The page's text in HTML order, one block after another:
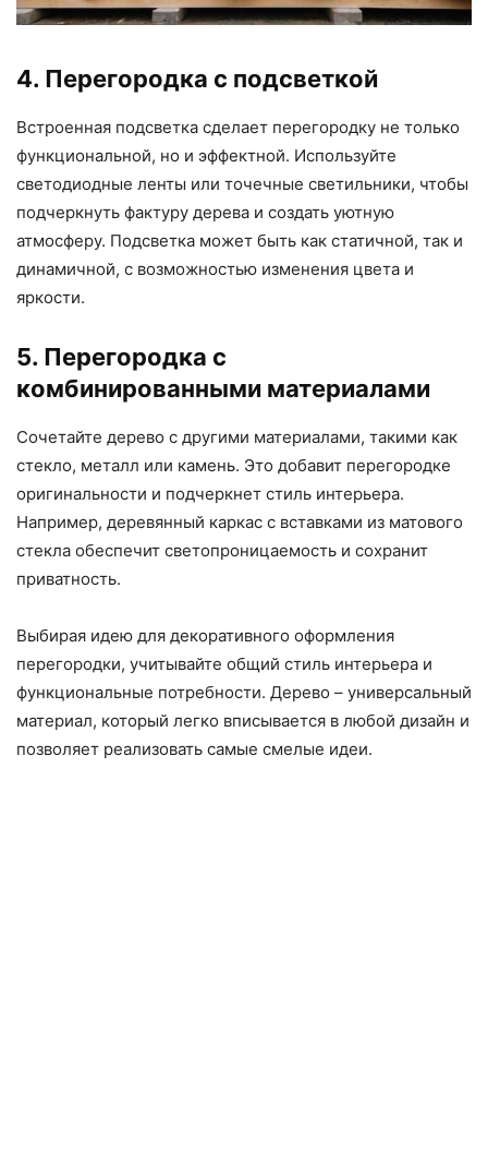
4. Перегородка с подсветкой
Встроенная подсветка сделает перегородку не только
функциональной, но и эффектной. Используйте
светодиодные ленты или точечные светильники, чтобы
подчеркнуть фактуру дерева и создать уютную
атмосферу. Подсветка может быть как статичной, так и
динамичной, с возможностью изменения цвета и
яркости.
5. Перегородка с
комбинированными материалами
Сочетайте дерево с другими материалами, такими как
стекло, металл или камень. Это добавит перегородке
оригинальности и подчеркнет стиль интерьера.
Например, деревянный каркас с вставками из матового
стекла обеспечит светопроницаемость и сохранит
приватность.
Выбирая идею для декоративного оформления
перегородки, учитывайте общий стиль интерьера и
функциональные потребности. Дерево – универсальный
материал, который легко вписывается в любой дизайн и
позволяет реализовать самые смелые идеи.